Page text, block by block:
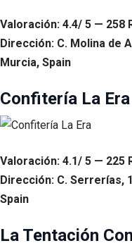
Valoración: 4.4/ 5 — 258
Dirección: C. Molina de
Murcia, Spain
Confitería La Era
Valoración: 4.1/ 5 — 225
Dirección: C. Serrerías,
Spain
La Tentación